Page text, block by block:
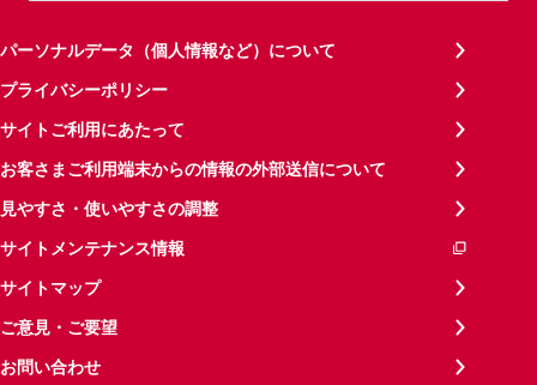
パーソナルデータ（個人情報など）について
プライバシーポリシー
サイトご利用にあたって
お客さまご利用端末からの情報の外部送信について
見やすさ・使いやすさの調整
サイトメンテナンス情報
サイトマップ
ご意見・ご要望
お問い合わせ